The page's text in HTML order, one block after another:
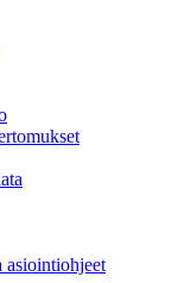
asiointiohjeet